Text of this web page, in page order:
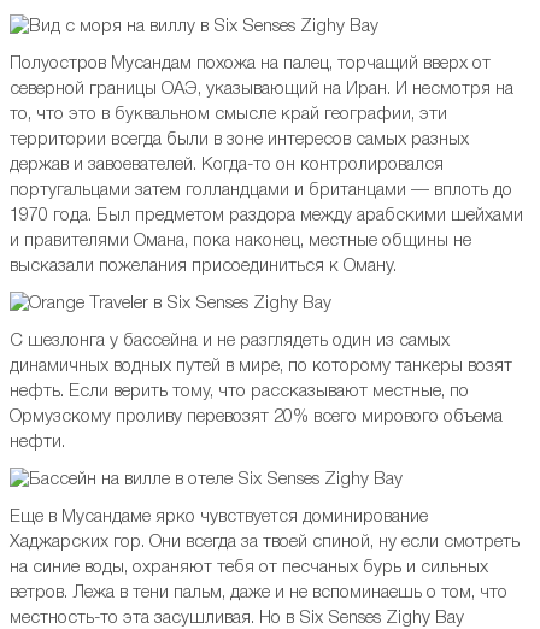
Полуостров Мусандам похожа на палец, торчащий вверх от
северной границы ОАЭ, указывающий на Иран. И несмотря на
то, что это в буквальном смысле край географии, эти
территории всегда были в зоне интересов самых разных
держав и завоевателей. Когда-то он контролировался
португальцами затем голландцами и британцами — вплоть до
1970 года. Был предметом раздора между арабскими шейхами
и правителями Омана, пока наконец, местные общины не
высказали пожелания присоединиться к Оману.
С шезлонга у бассейна и не разглядеть один из самых
динамичных водных путей в мире, по которому танкеры возят
нефть. Если верить тому, что рассказывают местные, по
Ормузскому проливу перевозят 20% всего мирового объема
нефти.
Еще в Мусандаме ярко чувствуется доминирование
Хаджарских гор. Они всегда за твоей спиной, ну если смотреть
на синие воды, охраняют тебя от песчаных бурь и сильных
ветров. Лежа в тени пальм, даже и не вспоминаешь о том, что
местность-то эта засушливая. Но в Six Senses Zighy Bay